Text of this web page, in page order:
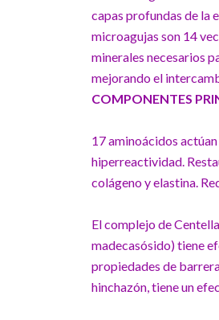
capas profundas de la
microagujas son 14
minerales necesarios
mejorando el
COMPONENTES
17 aminoácidos
hiperreactividad.
colágeno y elastina.
El complejo de
madecasósido) tiene
propiedades de
hinchazón, tiene un